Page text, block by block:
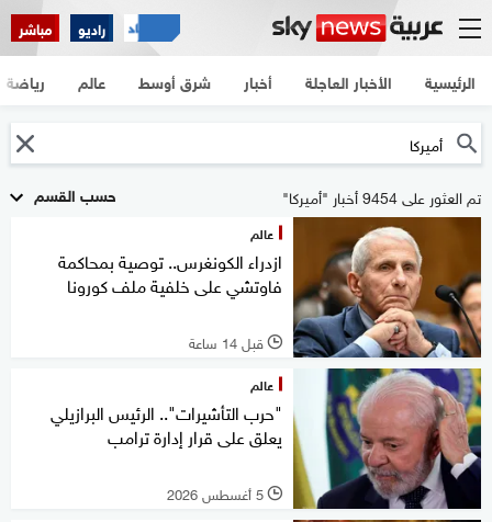
راديو مباشر
الرئيسية الأخبار العاجلة أخبار شرق أوسط عالم رياضة
حسب القسم تم العثور على 9454 أخبار "أميركا"
عالم
ازدراء الكونغرس.. توصية بمحاكمة
فاوتشي على خلفية ملف كورونا
l قبل 14 ساعة
عالم
"حرب التأشيرات".. الرئيس البرازيلي
يعلق على قرار إدارة ترامب
l 5 أغسطس 2026